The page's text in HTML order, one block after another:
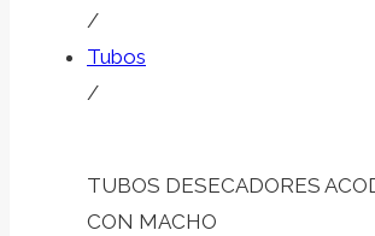
/
Tubos
/
TUBOS DESECADORES
CON MACHO